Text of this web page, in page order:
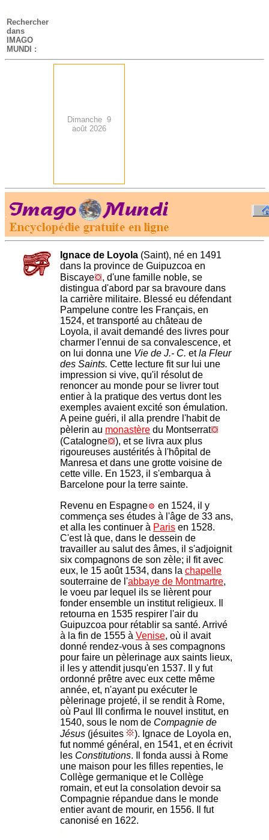
-
Rechercher
dans
IMAGO
MUNDI :
Dimanche 9
août 2026
.
Ignace de Loyola (Saint), né en 1491
dans la province de Guipuzcoa en
Biscaye
, d'une famille noble, se
distingua d'abord par sa bravoure dans
la carrière militaire. Blessé eu défendant
Pampelune contre les Français, en
1524, et transporté au château de
Loyola, il avait demandé des livres pour
charmer l'ennui de sa convalescence, et
on lui donna une Vie de J.- C. etla Fleur
des Saints. Cette lecture fit sur lui une
impression si vive, qu'il résolut de
renoncer au monde pour se livrer tout
entier à la pratique des vertus dont les
exemples avaient excité son émulation.
A peine guéri, il alla prendre l'habit de
pèlerin au monastère du Montserrat
(Catalogne
), et se livra aux plus
rigoureuses austérités à l'hôpital de
Manresa et dans une grotte voisine de
cette ville. En 1523, il s'embarqua à
Barcelone pour la terre sainte.
Revenu en Espagne
en 1524, il y
commença ses études à l'âge de 33 ans,
et alla les continuer à Paris en 1528.
C'est là que, dans le dessein de
travailler au salut des âmes, il s'adjoignit
six compagnons de son zèle; il fit avec
eux, le 15 août 1534, dans la chapelle
souterraine de l'abbaye de Montmartre,
le voeu par lequel ils se lièrent pour
fonder ensemble un institut religieux. Il
retourna en 1535 respirer l'air du
Guipuzcoa pour rétablir sa santé. Arrivé
à la fin de 1555 à Venise, où il avait
donné rendez-vous à ses compagnons
pour faire un pèlerinage aux saints lieux,
il les y attendit jusqu'en 1537. Il y fut
ordonné prêtre avec eux cette même
année, et, n'ayant pu exécuter le
pèlerinage projeté, il se rendit à Rome,
où Paul III confirma le nouvel institut, en
1540, sous le nom de Compagnie de
Jésus (jésuites
). Ignace de Loyola en,
fut nommé général, en 1541, et en écrivit
les Constitutions. Il fonda aussi à Rome
une maison pour les filles repenties, le
Collège germanique et le Collège
romain, et eut la consolation devoir sa
Compagnie répandue dans le monde
entier avant de mourir, en 1556. Il fut
canonisé en 1622.
-